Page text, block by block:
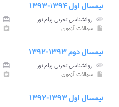
نیمسال اول ۱۳۹۴-۱۳۹۳
attachment روانشناسی تجربی پیام نور card_giftcard
insert_drive_file سوالات آزمون assignment
نیمسال دوم ۱۳۹۳-۱۳۹۲
attachment روانشناسی تجربی پیام نور card_giftcard
insert_drive_file سوالات آزمون assignment
نیمسال اول ۱۳۹۳-۱۳۹۲